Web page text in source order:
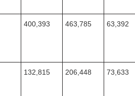
400,393 463,785 63,392
132,815 206,448 73,633